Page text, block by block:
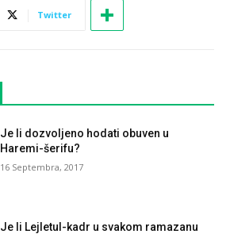
Twitter
Je li dozvoljeno hodati obuven u
Haremi-šerifu?
16 Septembra, 2017
Je li Lejletul-kadr u svakom ramazanu